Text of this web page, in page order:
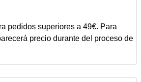
pedidos superiores a 49€. Para
precio durante del proceso de